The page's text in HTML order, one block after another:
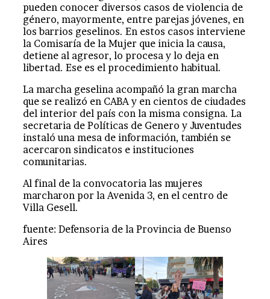
pueden conocer diversos casos de violencia de
género, mayormente, entre parejas jóvenes, en
los barrios geselinos. En estos casos interviene
la Comisaría de la Mujer que inicia la causa,
detiene al agresor, lo procesa y lo deja en
libertad. Ese es el procedimiento habitual.
La marcha geselina acompañó la gran marcha
que se realizó en CABA y en cientos de ciudades
del interior del país con la misma consigna. La
secretaria de Políticas de Genero y Juventudes
instaló una mesa de información, también se
acercaron sindicatos e instituciones
comunitarias.
Al final de la convocatoria las mujeres
marcharon por la Avenida 3, en el centro de
Villa Gesell.
fuente: Defensoria de la Provincia de Buenso
Aires